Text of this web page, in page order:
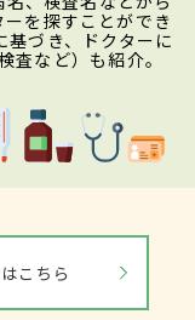
を探すことができ
基づき、ドクターに
査など）も紹介。
こちら